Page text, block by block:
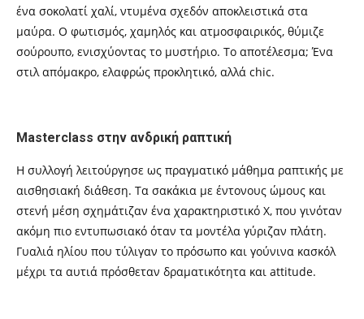
ένα σοκολατί χαλί, ντυμένα σχεδόν αποκλειστικά στα
μαύρα. Ο φωτισμός, χαμηλός και ατμοσφαιρικός, θύμιζε
σούρουπο, ενισχύοντας το μυστήριο. Το αποτέλεσμα; Ένα
στιλ απόμακρο, ελαφρώς προκλητικό, αλλά chic.
Masterclass στην ανδρική ραπτική
Η συλλογή λειτούργησε ως πραγματικό μάθημα ραπτικής με
αισθησιακή διάθεση. Τα σακάκια με έντονους ώμους και
στενή μέση σχημάτιζαν ένα χαρακτηριστικό Χ, που γινόταν
ακόμη πιο εντυπωσιακό όταν τα μοντέλα γύριζαν πλάτη.
Γυαλιά ηλίου που τύλιγαν το πρόσωπο και γούνινα κασκόλ
μέχρι τα αυτιά πρόσθεταν δραματικότητα και attitude.